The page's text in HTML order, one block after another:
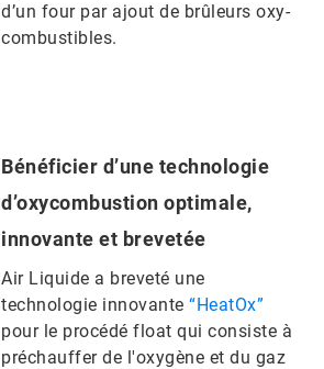
d’un four par ajout de brûleurs oxy-
combustibles.
Bénéficier d’une technologie
d’oxycombustion optimale,
innovante et brevetée
Air Liquide a breveté une
technologie innovante“HeatOx”
pour le procédé float qui consiste à
préchauffer de l'oxygène et du gaz